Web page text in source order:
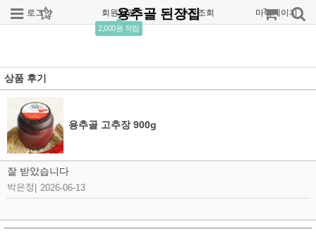
로그인 회원가입
2,000원 적립
주문조회 마이페이지
용추골 된장집
상품 후기
용추골 고추장 900g
잘 받았습니다
박은정 2026-06-13